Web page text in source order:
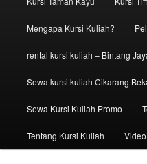
Mengapa Kursi Kuliah?
rental kursi kuliah – Bintang
Sewa kursi kuliah Cikarang
Sewa Kursi Kuliah Promo
Tentang Kursi Kuliah